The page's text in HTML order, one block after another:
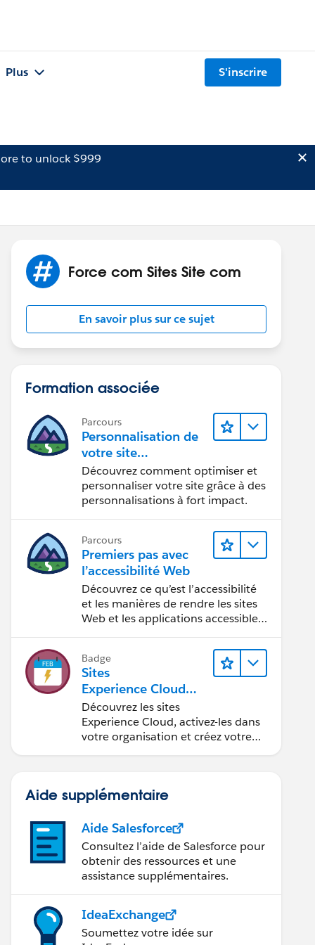
Plus S'inscrire
to unlock $999
Force com Sites Site com
En savoir plus sur ce sujet
Formation associée
Parcours
Personnalisation de
votre site
Experience Cloud
Découvrez comment optimiser et
personnaliser votre site grâce à des
personnalisations à fort impact.
Parcours
Premiers pas avec
l’accessibilité Web
Découvrez ce qu’est l’accessibilité
et les manières de rendre les sites
Web et les applications accessibles
Badge
Sites
Experience Cloud
dans
Agentforce Financial
Services
Découvrez les sites
Experience Cloud, activez-les dans
votre organisation et créez votre
Aide supplémentaire
Aide Salesforce
Consultez l’aide de Salesforce pour
obtenir des ressources et une
assistance supplémentaires.
IdeaExchange
Soumettez votre idée sur